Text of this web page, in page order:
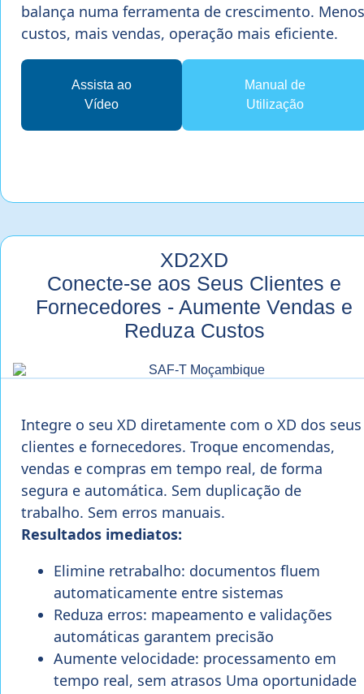
balança numa ferramenta de crescimento. Menos
custos, mais vendas, operação mais eficiente.
Assista ao
Vídeo
Manual de
Utilização
XD2XD
Conecte-se aos Seus Clientes e
Fornecedores - Aumente Vendas e
Reduza Custos
Integre o seu XD diretamente com o XD dos seus
clientes e fornecedores. Troque encomendas,
vendas e compras em tempo real, de forma
segura e automática. Sem duplicação de
trabalho. Sem erros manuais.
Resultados imediatos:
Elimine retrabalho: documentos fluem
automaticamente entre sistemas
Reduza erros: mapeamento e validações
automáticas garantem precisão
Aumente velocidade: processamento em
tempo real, sem atrasos Uma oportunidade